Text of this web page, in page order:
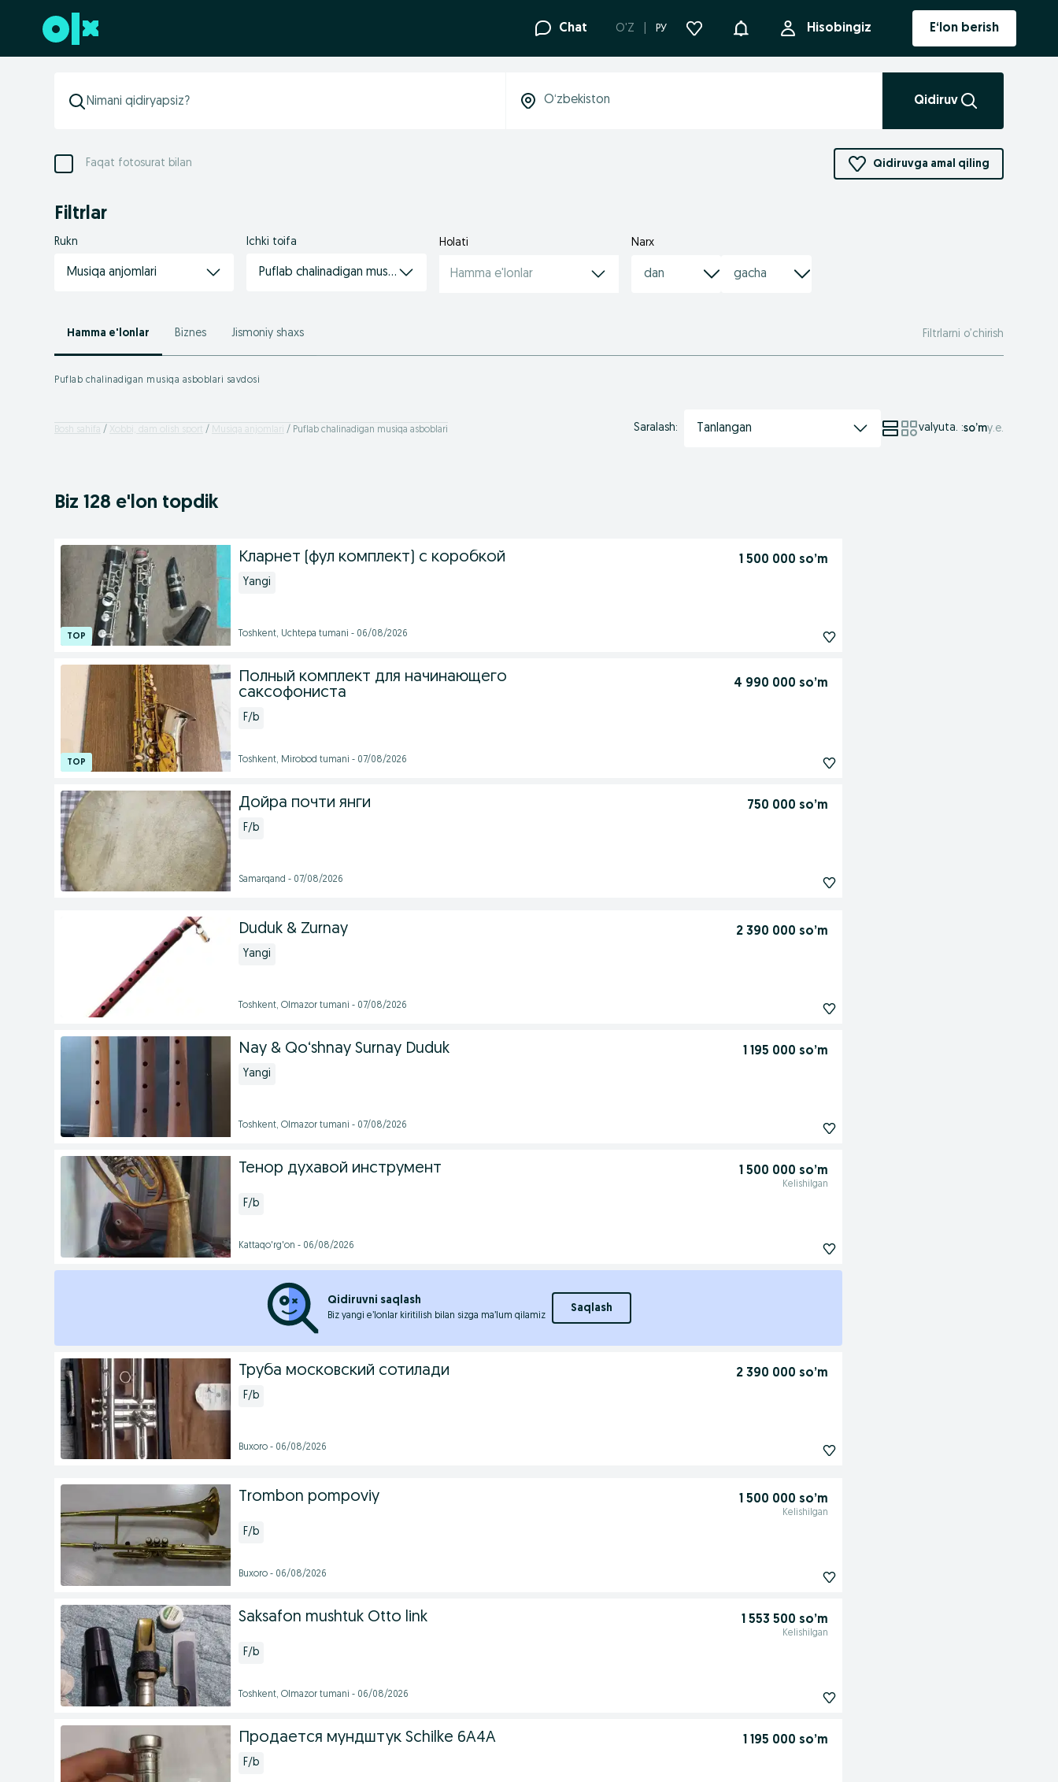
Futerga oʻtish Chat O'Z РУ Bildirishnoma Hisobingiz E‘lon berish
Qidiruv
Faqat fotosurat bilan Qidiruvga amal qiling
Filtrlar
Rukn
Musiqa anjomlari
Ichki toifa
Puflab chalinadigan musiqa asboblari
Holati
Hamma e'lonlar
Narx
Hamma e'lonlar Biznes Jismoniy shaxs Filtrlarni o’chirish
Puflab chalinadigan musiqa asboblari savdosi
Bosh sahifa Xobbi, dam olish sport Musiqa anjomlari Puflab chalinadigan musiqa asboblari Saralash: Tanlangan valyuta. :so’mу.е.
Biz 128 e'lon topdik
Кларнет (фул комплект) с коробкой 1 500 000 so’m
Yangi
Toshkent, Uchtepa tumani - 06/08/2026
Полный комплект для начинающего
саксофониста
4 990 000 so’m
F/b
Toshkent, Mirobod tumani - 07/08/2026
Дойра почти янги 750 000 so’m
F/b
Samarqand - 07/08/2026
Duduk & Zurnay 2 390 000 so’m
Yangi
Toshkent, Olmazor tumani - 07/08/2026
Nay & Qo‘shnay Surnay Duduk 1 195 000 so’m
Yangi
Toshkent, Olmazor tumani - 07/08/2026
Тенор духавой инструмент 1 500 000 so’m
Kelishilgan
F/b
Kattaqo'rg'on - 06/08/2026
Qidiruvni saqlash
Biz yangi e’lonlar kiritilish bilan sizga ma’lum qilamiz
Saqlash
Труба московский сотилади 2 390 000 so’m
F/b
Buxoro - 06/08/2026
Trombon pompoviy 1 500 000 so’m
Kelishilgan
F/b
Buxoro - 06/08/2026
Saksafon mushtuk Otto link 1 553 500 so’m
Kelishilgan
F/b
Toshkent, Olmazor tumani - 06/08/2026
Продается мундштук Schilke 6A4A 1 195 000 so’m
F/b